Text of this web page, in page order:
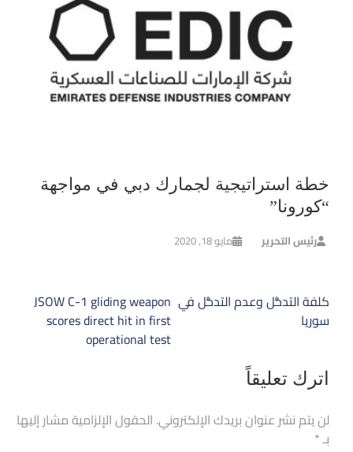
خطة استراتيجية لجمارك دبي في مواجهة
“كورونا”
رئيس التحرير مايو 18, 2020
تصفّح
المقالات
JSOW C-1 gliding weapon
scores direct hit in first
operational test
كلفة التدخُّل وعدم التدخُّل في
سوريا
اترك تعليقاً
لن يتم نشر عنوان بريدك الإلكتروني. الحقول الإلزامية مشار إليها
بـ*